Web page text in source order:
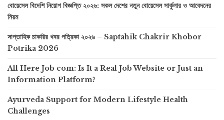
বোয়েসেল বিদেশি নিয়োগ বিজ্ঞপ্তি ২০২৬: সকল দেশের নতুন বোয়েসেল সার্কুলার ও আবেদনের
নিয়ম
সাপ্তাহিক চাকরির খবর পত্রিকা ২০২৬ – Saptahik Chakrir Khobor
Potrika 2026
All Here Job com: Is It a Real Job Website or Just an
Information Platform?
Ayurveda Support for Modern Lifestyle Health
Challenges